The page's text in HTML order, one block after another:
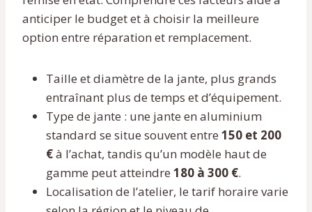
anticiper le budget et à choisir la meilleure
option entre réparation et remplacement.
Taille et diamètre de la jante, plus grands
entraînant plus de temps et d’équipement.
Type de jante : une jante en aluminium
standard se situe souvent entre 150 et 200
€à l’achat, tandis qu’un modèle haut de
gamme peut atteindre 180 à 300 €.
Localisation de l’atelier, le tarif horaire varie